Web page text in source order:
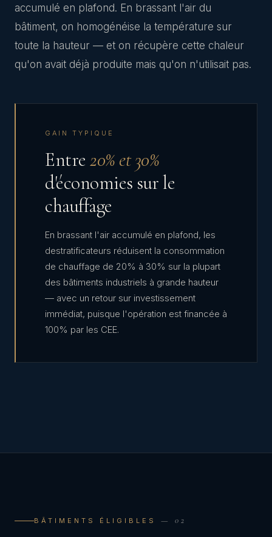
accumulé en plafond. En brassant l'air du
bâtiment, on homogénéise la température sur
toute la hauteur — et on récupère cette chaleur
qu'on avait déjà produite mais qu'on n'utilisait pas.
GAIN TYPIQUE
Entre 20% et 30%
d'économies sur le
chauffage
En brassant l'air accumulé en plafond, les
destratificateurs réduisent la consommation
de chauffage de 20% à 30% sur la plupart
des bâtiments industriels à grande hauteur
— avec un retour sur investissement
immédiat, puisque l'opération est financée à
100% par les CEE.
BÂTIMENTS ÉLIGIBLES — 02